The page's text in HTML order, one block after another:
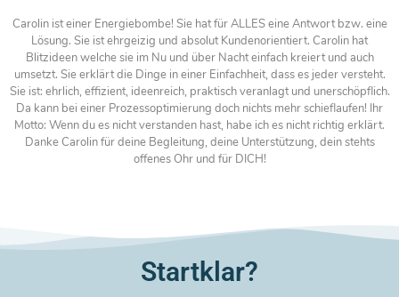
Carolin ist einer Energiebombe! Sie hat für ALLES eine Antwort bzw. eine
Lösung. Sie ist ehrgeizig und absolut Kundenorientiert. Carolin hat
Blitzideen welche sie im Nu und über Nacht einfach kreiert und auch
umsetzt. Sie erklärt die Dinge in einer Einfachheit, dass es jeder versteht.
Sie ist: ehrlich, effizient, ideenreich, praktisch veranlagt und unerschöpflich.
Da kann bei einer Prozessoptimierung doch nichts mehr schieflaufen! Ihr
Motto: Wenn du es nicht verstanden hast, habe ich es nicht richtig erklärt.
Danke Carolin für deine Begleitung, deine Unterstützung, dein stehts
offenes Ohr und für DICH!
Startklar?